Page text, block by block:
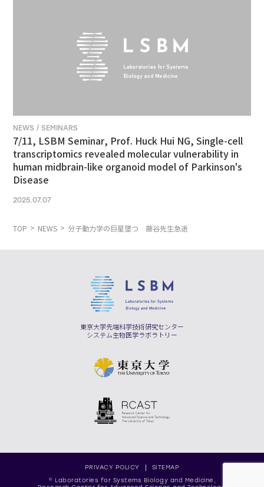
NEWS / SEMINARS
7/11, LSBM Seminar, Prof. Huck Hui NG, Single-cell
transcriptomics revealed molecular vulnerability in
human midbrain-like organoid model of Parkinson's
Disease
2025.07.07
TOP NEWS 分子動力学の巨星墜つ 藤谷先生急逝
東京大学先端科学技術研究センター
システム生物医学ラボラトリー
PRIVACY POLICY
SITEMAP
© Laboratories for Systems Biology and Medicine,